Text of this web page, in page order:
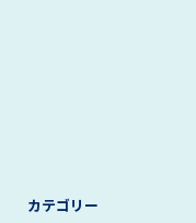
カテゴリー